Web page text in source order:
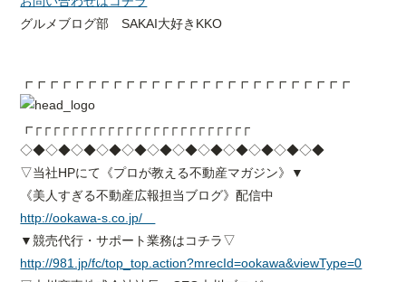
グルメブログ部 SAKAI大好きKKO
┏┏┏┏┏┏┏┏┏┏┏┏┏┏┏┏┏┏┏┏┏┏┏┏┏┏
┏┌┌┌┌┌┌┌┌┌┌┌┌┌┌┌┌┌┌┌┌┌┌┌┌
◇◆◇◆◇◆◇◆◇◆◇◆◇◆◇◆◇◆◇◆◇◆◇◆
▽当社HPにて《プロが教える不動産マガジン》▼
《美人すぎる不動産広報担当ブログ》配信中
http://ookawa-s.co.jp/
▼競売代行・サポート業務はコチラ▽
http://981.jp/fc/top_top.action?mrecId=ookawa&viewType=0